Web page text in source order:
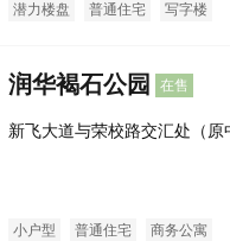
潜力楼盘 普通住宅 写字楼
润华褐石公园 在售
新飞大道与荣校路交汇处（原
小户型 普通住宅 商务公寓